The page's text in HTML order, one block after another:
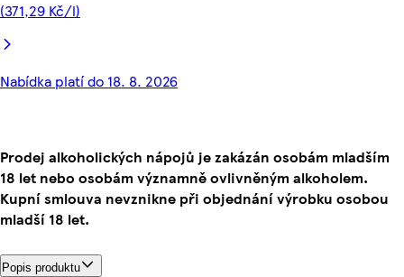
(371,29 Kč/l)
Nabídka platí do 18. 8. 2026
Prodej alkoholických nápojů je zakázán osobám mladším
18 let nebo osobám významně ovlivněným alkoholem.
Kupní smlouva nevznikne při objednání výrobku osobou
mladší 18 let.
Popis produktu